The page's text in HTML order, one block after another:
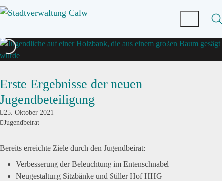
Erste Ergebnisse der neuen
Jugendbeteiligung
25. Oktober 2021
Jugendbeirat
Bereits erreichte Ziele durch den Jugendbeirat:
Verbesserung der Beleuchtung im Entenschnabel
Neugestaltung Sitzbänke und Stiller Hof HHG